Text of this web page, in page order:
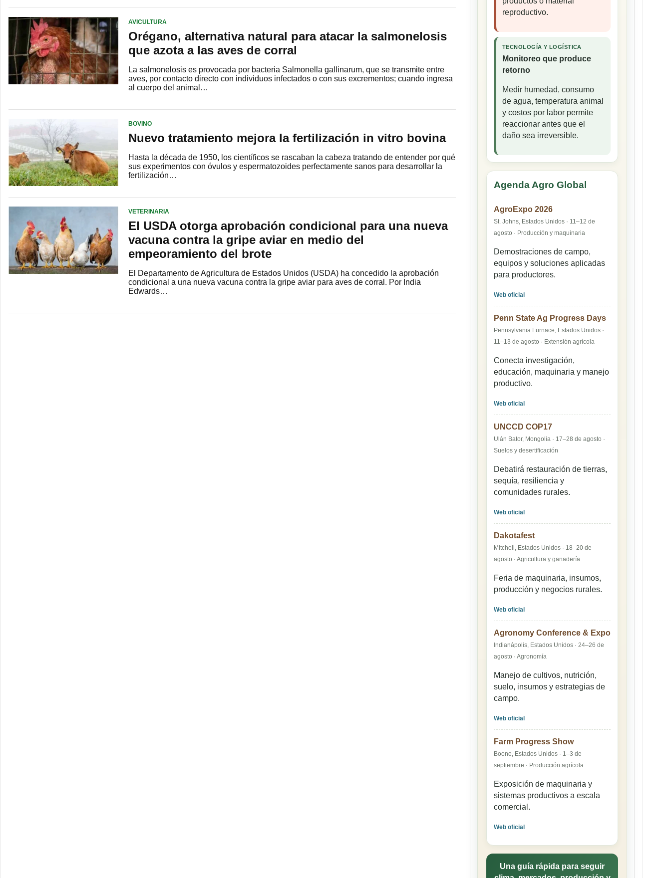
AVICULTURA
Orégano, alternativa natural para atacar la salmonelosis
que azota a las aves de corral
La salmonelosis es provocada por bacteria Salmonella gallinarum, que se transmite entre
aves, por contacto directo con individuos infectados o con sus excrementos; cuando ingresa
al cuerpo del animal…
BOVINO
Nuevo tratamiento mejora la fertilización in vitro bovina
Hasta la década de 1950, los científicos se rascaban la cabeza tratando de entender por qué
sus experimentos con óvulos y espermatozoides perfectamente sanos para desarrollar la
fertilización…
VETERINARIA
El USDA otorga aprobación condicional para una nueva
vacuna contra la gripe aviar en medio del
empeoramiento del brote
El Departamento de Agricultura de Estados Unidos (USDA) ha concedido la aprobación
condicional a una nueva vacuna contra la gripe aviar para aves de corral. Por India
Edwards…
reproductivo.
TECNOLOGÍA Y LOGÍSTICA
Monitoreo que produce
retorno
Medir humedad, consumo
de agua, temperatura animal
y costos por labor permite
reaccionar antes que el
daño sea irreversible.
Agenda Agro Global
AgroExpo 2026
St. Johns, Estados Unidos · 11–12 de
agosto · Producción y maquinaria
Demostraciones de campo,
equipos y soluciones aplicadas
para productores.
Web oficial
Penn State Ag Progress Days
Pennsylvania Furnace, Estados Unidos ·
11–13 de agosto · Extensión agrícola
Conecta investigación,
educación, maquinaria y manejo
productivo.
Web oficial
UNCCD COP17
Ulán Bator, Mongolia · 17–28 de agosto ·
Suelos y desertificación
Debatirá restauración de tierras,
sequía, resiliencia y
comunidades rurales.
Web oficial
Dakotafest
Mitchell, Estados Unidos · 18–20 de
agosto · Agricultura y ganadería
Feria de maquinaria, insumos,
producción y negocios rurales.
Web oficial
Agronomy Conference & Expo
Indianápolis, Estados Unidos · 24–26 de
agosto · Agronomía
Manejo de cultivos, nutrición,
suelo, insumos y estrategias de
campo.
Web oficial
Farm Progress Show
Boone, Estados Unidos · 1–3 de
septiembre · Producción agrícola
Exposición de maquinaria y
sistemas productivos a escala
comercial.
Web oficial
Una guía rápida para seguir